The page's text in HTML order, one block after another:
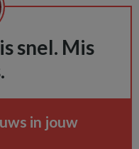
snel. Mis
in jouw